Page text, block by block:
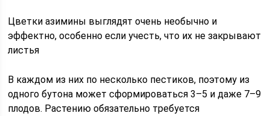
Цветки азимины выглядят очень необычно и
эффектно, особенно если учесть, что их не закрывают
листья
В каждом из них по несколько пестиков, поэтому из
одного бутона может сформироваться 3–5 и даже 7–9
плодов. Растению обязательно требуется